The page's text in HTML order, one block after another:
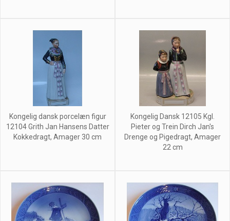
Kongelig dansk porcelæn figur
12104 Grith Jan Hansens Datter
Kokkedragt, Amager 30 cm
Kongelig Dansk 12105 Kgl.
Pieter og Trein Dirch Jan's
Drenge og Pigedragt, Amager
22 cm